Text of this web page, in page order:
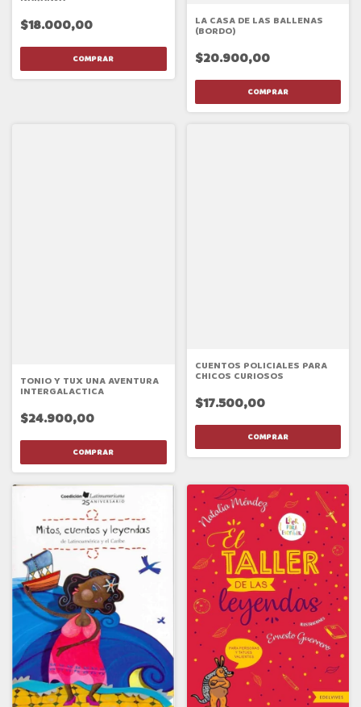
$18.000,00 LA CASA DE LAS BALLENAS
(BORDO)
$20.900,00
TONIO Y TUX UNA AVENTURA
INTERGALACTICA
$24.900,00
CUENTOS POLICIALES PARA
CHICOS CURIOSOS
$17.500,00